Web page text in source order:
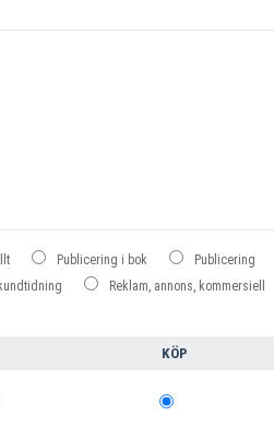
Publicering i bok
Publicering
Reklam, annons, kommersiell
KÖP